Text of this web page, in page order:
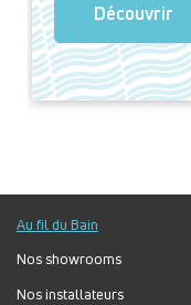
Découvrir
Au fil du Bain
Nos showrooms
Nos installateurs